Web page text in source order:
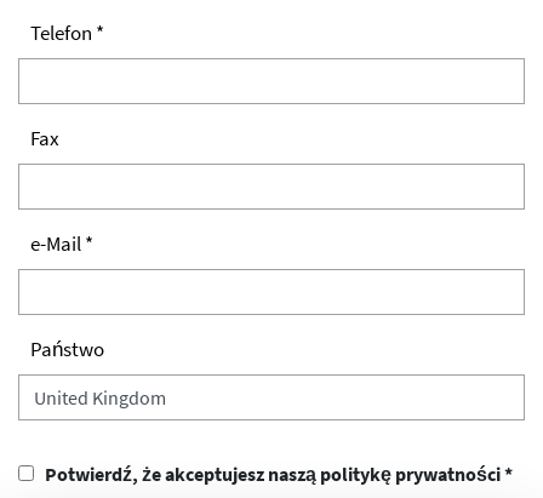
Telefon *
Fax
e-Mail *
Państwo
Potwierdź, że akceptujesz naszą politykę prywatności *